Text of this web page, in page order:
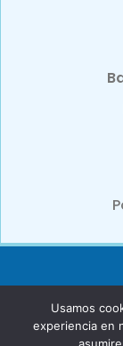
Usamos
experiencia en